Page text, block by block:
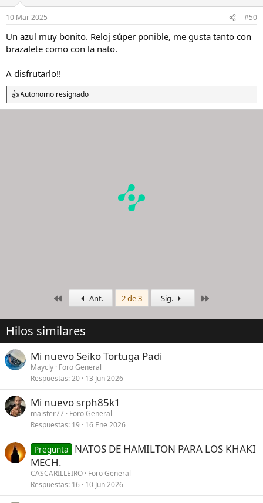
n
e
:
10 Mar 2025 #50
Un azul muy bonito. Reloj súper ponible, me gusta tanto con
brazalete como con la nato.
A disfrutarlo!!
R
e
Autonomo resignado
PrimeroAnt. 2 de 3 Sig.
Hilos similares
Mi nuevo Seiko Tortuga Padi
Maycly Foro General
Respuestas 20 13 Jun 2026
Mi nuevo srph85k1
maister77 Foro General
Respuestas 19 16 Ene 2026
Pregunta
NATOS DE HAMILTON PARA LOS KHAKI
MECH.
CASCARILLEIRO Foro General
Respuestas 16 10 Jun 2026